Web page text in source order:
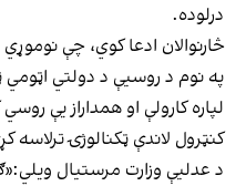
درلوده.
په نوم د روسیې د دولتي اټومي
لپاره کارولې او همداراز یې
کنټرول لاندې ټکنالوژۍ ترلاسه
د عدلیې وزارت مرستیال